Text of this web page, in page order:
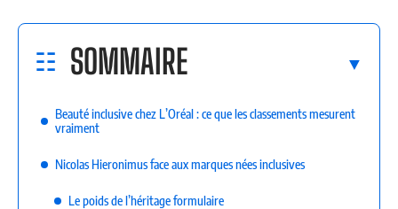
SOMMAIRE
Beauté inclusive chez L’Oréal : ce que les classements mesurent
vraiment
Nicolas Hieronimus face aux marques nées inclusives
Le poids de l’héritage formulaire